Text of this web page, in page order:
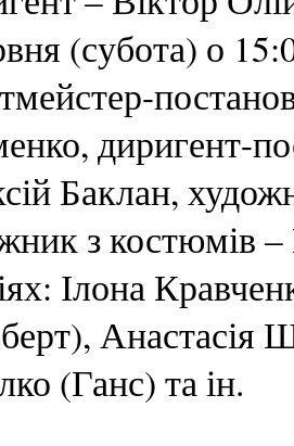
(субота) о
диригент-
Баклан,
з костюмів
Ілона
Анастасія
(Ганс) та ін.